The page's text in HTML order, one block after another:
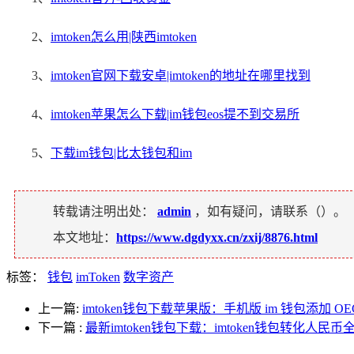
2、 imtoken怎么用|陕西imtoken
3、 imtoken官网下载安卓|imtoken的地址在哪里找到
4、 imtoken苹果怎么下载|im钱包eos提不到交易所
5、 下载im钱包|比太钱包和im
转载请注明出处： admin ，如有疑问，请联系（）。
本文地址： https://www.dgdyxx.cn/zxij/8876.html
标签： 钱包 imToken 数字资产
上一篇: imtoken钱包下载苹果版：手机版 im 钱包添加
下一篇 : 最新imtoken钱包下载：imtoken钱包转化人民币